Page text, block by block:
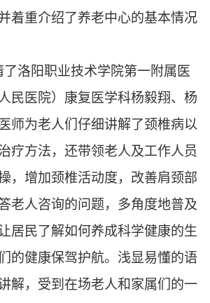
着重介绍了养老中心的基本情况
了洛阳职业技术学院第一附属医
民医院）康复医学科杨毅翔、杨
师为老人们仔细讲解了颈椎病以
疗方法，还带领老人及工作人员
，增加颈椎活动度，改善肩颈部
老人咨询的问题，多角度地普及
居民了解如何养成科学健康的生
的健康保驾护航。浅显易懂的语
解，受到在场老人和家属们的一